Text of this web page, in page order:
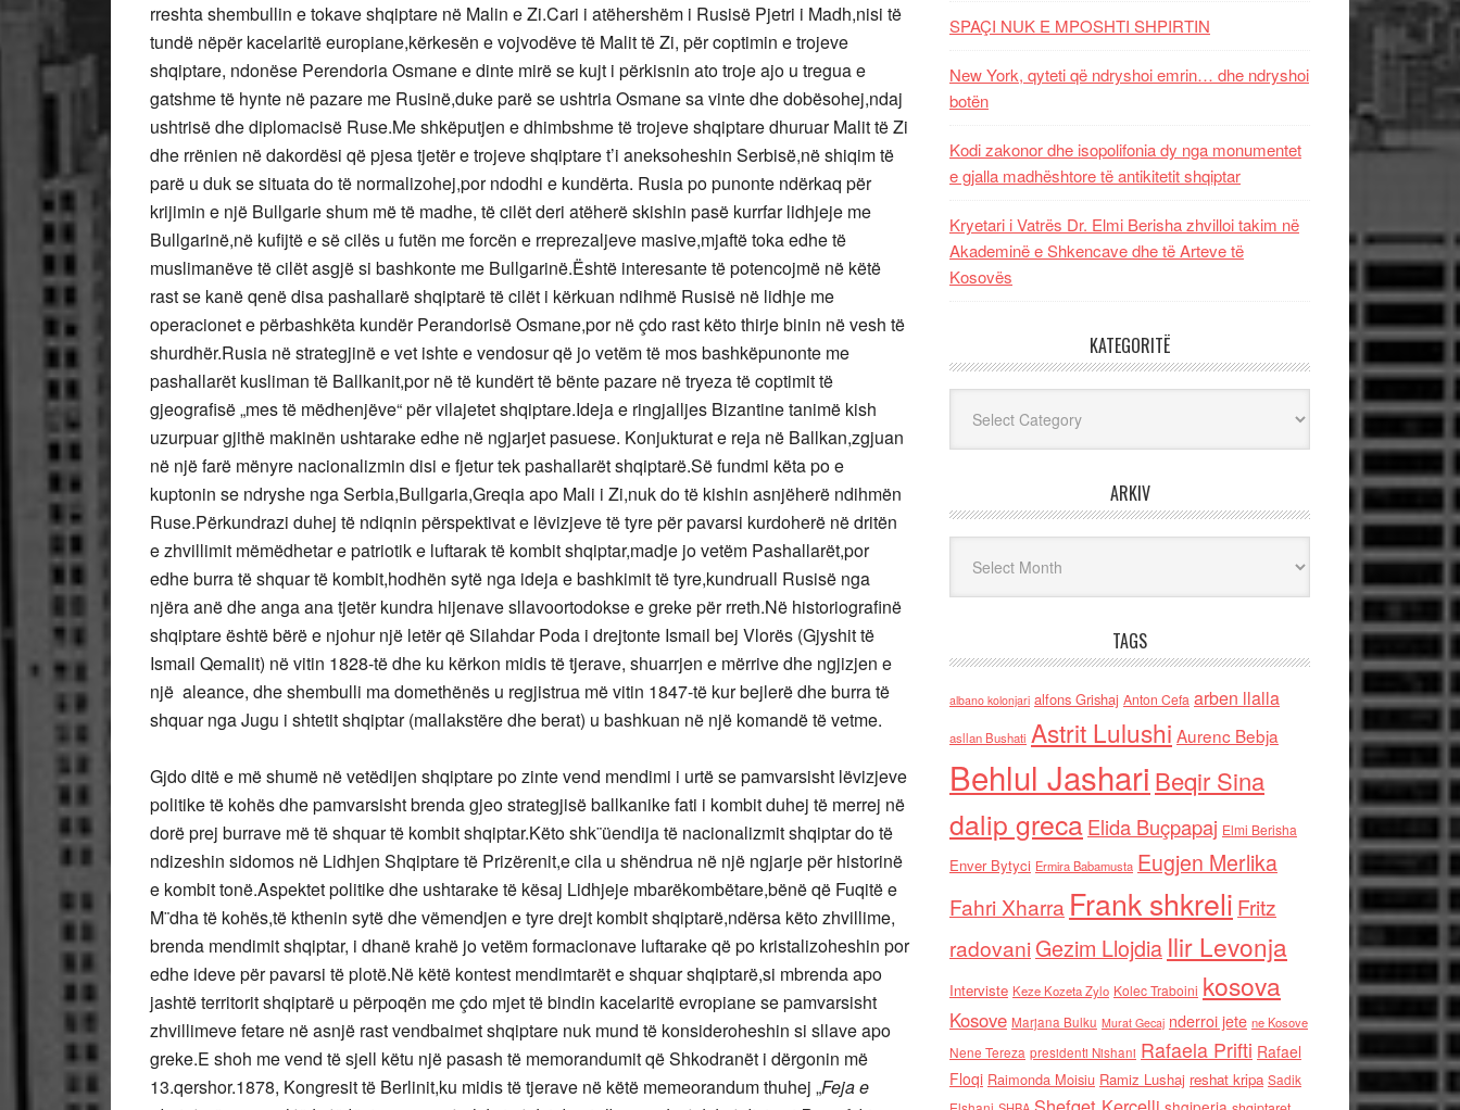
rreshta shembullin e tokave shqiptare në Malin e Zi.Cari i atëhershëm i Rusisë Pjetri i Madh,nisi të
tundë nëpër kacelaritë europiane,kërkesën e vojvodëve të Malit të Zi, për coptimin e trojeve
shqiptare, ndonëse Perendoria Osmane e dinte mirë se kujt i përkisnin ato troje ajo u tregua e
gatshme të hynte në pazare me Rusinë,duke parë se ushtria Osmane sa vinte dhe dobësohej,ndaj
ushtrisë dhe diplomacisë Ruse.Me shkëputjen e dhimbshme të trojeve shqiptare dhuruar Malit të Zi
dhe rrënien në dakordësi që pjesa tjetër e trojeve shqiptare t’i aneksoheshin Serbisë,në shiqim të
parë u duk se situata do të normalizohej,por ndodhi e kundërta. Rusia po punonte ndërkaq për
krijimin e një Bullgarie shum më të madhe, të cilët deri atëherë skishin pasë kurrfar lidhjeje me
Bullgarinë,në kufijtë e së cilës u futën me forcën e rreprezaljeve masive,mjaftë toka edhe të
muslimanëve të cilët asgjë si bashkonte me Bullgarinë.Është interesante të potencojmë në këtë
rast se kanë qenë disa pashallarë shqiptarë të cilët i kërkuan ndihmë Rusisë në lidhje me
operacionet e përbashkëta kundër Perandorisë Osmane,por në çdo rast këto thirje binin në vesh të
shurdhër.Rusia në strategjinë e vet ishte e vendosur që jo vetëm të mos bashkëpunonte me
pashallarët kusliman të Ballkanit,por në të kundërt të bënte pazare në tryeza të coptimit të
gjeografisë „mes të mëdhenjëve“ për vilajetet shqiptare.Ideja e ringjalljes Bizantine tanimë kish
uzurpuar gjithë makinën ushtarake edhe në ngjarjet pasuese. Konjukturat e reja në Ballkan,zgjuan
në një farë mënyre nacionalizmin disi e fjetur tek pashallarët shqiptarë.Së fundmi këta po e
kuptonin se ndryshe nga Serbia,Bullgaria,Greqia apo Mali i Zi,nuk do të kishin asnjëherë ndihmën
Ruse.Përkundrazi duhej të ndiqnin përspektivat e lëvizjeve të tyre për pavarsi kurdoherë në dritën
e zhvillimit mëmëdhetar e patriotik e luftarak të kombit shqiptar,madje jo vetëm Pashallarët,por
edhe burra të shquar të kombit,hodhën sytë nga ideja e bashkimit të tyre,kundruall Rusisë nga
njëra anë dhe anga ana tjetër kundra hijenave sllavoortodokse e greke për rreth.Në historiografinë
shqiptare është bërë e njohur një letër që Silahdar Poda i drejtonte Ismail bej Vlorës (Gjyshit të
Ismail Qemalit) në vitin 1828-të dhe ku kërkon midis të tjerave, shuarrjen e mërrive dhe ngjizjen e
një aleance, dhe shembulli ma domethënës u regjistrua më vitin 1847-të kur bejlerë dhe burra të
shquar nga Jugu i shtetit shqiptar (mallakstëre dhe berat) u bashkuan në një komandë të vetme.
Gjdo ditë e më shumë në vetëdijen shqiptare po zinte vend mendimi i urtë se pamvarsisht lëvizjeve
politike të kohës dhe pamvarsisht brenda gjeo strategjisë ballkanike fati i kombit duhej të merrej në
dorë prej burrave më të shquar të kombit shqiptar.Këto shk¨üendija të nacionalizmit shqiptar do të
ndizeshin sidomos në Lidhjen Shqiptare të Prizërenit,e cila u shëndrua në një ngjarje për historinë
e kombit tonë.Aspektet politike dhe ushtarake të kësaj Lidhjeje mbarëkombëtare,bënë që Fuqitë e
M¨dha të kohës,të kthenin sytë dhe vëmendjen e tyre drejt kombit shqiptarë,ndërsa këto zhvillime,
brenda mendimit shqiptar, i dhanë krahë jo vetëm formacionave luftarake që po kristalizoheshin por
edhe ideve për pavarsi të plotë.Në këtë kontest mendimtarët e shquar shqiptarë,si mbrenda apo
jashtë territorit shqiptarë u përpoqën me çdo mjet të bindin kacelaritë evropiane se pamvarsisht
zhvillimeve fetare në asnjë rast vendbaimet shqiptare nuk mund të konsideroheshin si sllave apo
greke.E shoh me vend të sjell këtu një pasash të memorandumit që Shkodranët i dërgonin më
13.qershor.1878, Kongresit të Berlinit,ku midis të tjerave në këtë memeorandum thuhej „Feja e
SPAÇI NUK E MPOSHTI SHPIRTIN
New York, qyteti që ndryshoi emrin… dhe ndryshoi
botën
Kodi zakonor dhe isopolifonia dy nga monumentet
e gjalla madhështore të antikitetit shqiptar
Kryetari i Vatrës Dr. Elmi Berisha zhvilloi takim në
Akademinë e Shkencave dhe të Arteve të
Kosovës
KATEGORITË
ARKIV
TAGS
albano kolonjari alfons Grishaj Anton Cefa arben llalla
asllan Bushati Astrit Lulushi Aurenc Bebja
Behlul Jashari Beqir Sina
dalip grecaElida Buçpapaj Elmi Berisha
Enver Bytyci Ermira Babamusta Eugjen Merlika
Fahri Xharra Frank shkreli Fritz
radovaniGezim Llojdia Ilir Levonja
Interviste Keze Kozeta Zylo Kolec Traboini kosova
Kosove Marjana Bulku Murat Gecaj nderroi jete ne Kosove
Nene Tereza presidenti Nishani Rafaela Prifti Rafael
Floqi Raimonda Moisiu Ramiz Lushaj reshat kripa Sadik